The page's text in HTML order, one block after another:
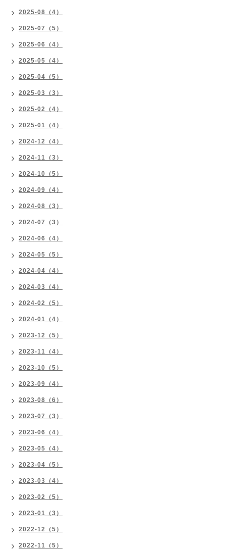
2025-08（4）
2025-07（5）
2025-06（4）
2025-05（4）
2025-04（5）
2025-03（3）
2025-02（4）
2025-01（4）
2024-12（4）
2024-11（3）
2024-10（5）
2024-09（4）
2024-08（3）
2024-07（3）
2024-06（4）
2024-05（5）
2024-04（4）
2024-03（4）
2024-02（5）
2024-01（4）
2023-12（5）
2023-11（4）
2023-10（5）
2023-09（4）
2023-08（6）
2023-07（3）
2023-06（4）
2023-05（4）
2023-04（5）
2023-03（4）
2023-02（5）
2023-01（3）
2022-12（5）
2022-11（5）